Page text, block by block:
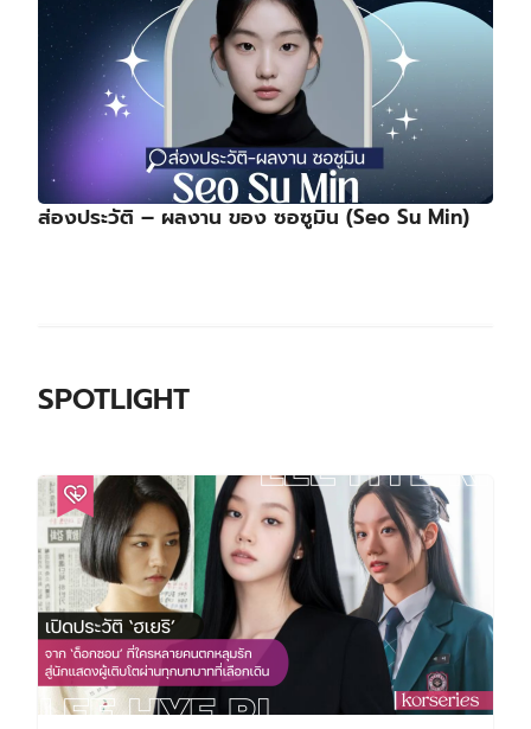
ส่องประวัติ – ผลงาน ของ ซอซูมิน (Seo Su Min)
SPOTLIGHT